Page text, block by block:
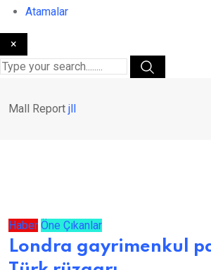
Atamalar
×
Mall Report jll
Haber Öne Çıkanlar
Londra gayrimenkul